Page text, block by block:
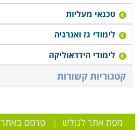
טכנאי מעליות
לימודי גז ואנרגיה
לימודי הידראוליקה
קטגוריות קשורות
מפת אתר לגולש |פרסם באתר